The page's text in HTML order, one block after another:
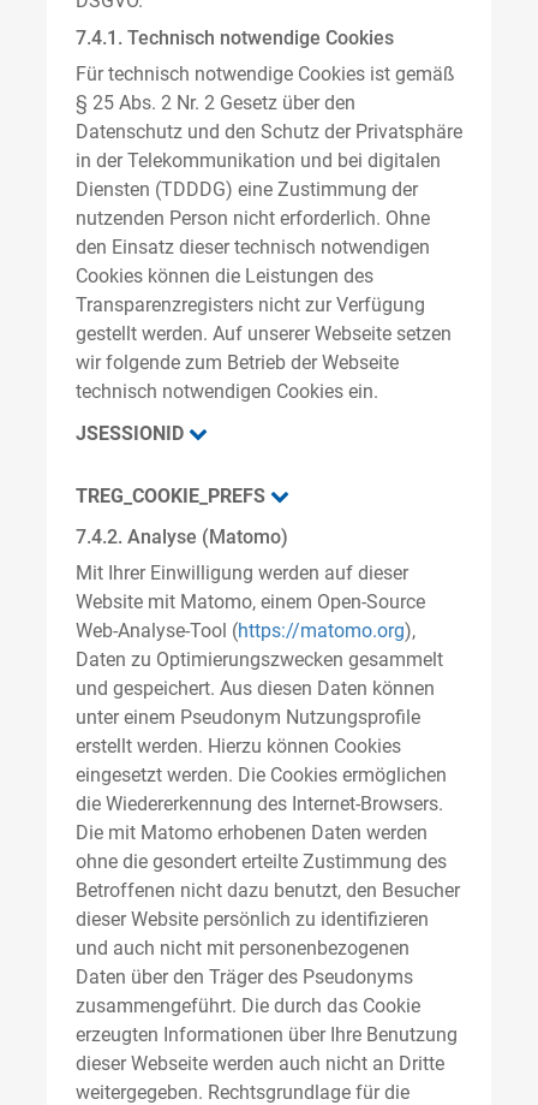
7.4.1. Technisch notwendige Cookies
Für technisch notwendige Cookies ist gemäß
§ 25 Abs. 2 Nr. 2 Gesetz über den
Datenschutz und den Schutz der Privatsphäre
in der Telekommunikation und bei digitalen
Diensten (TDDDG) eine Zustimmung der
nutzenden Person nicht erforderlich. Ohne
den Einsatz dieser technisch notwendigen
Cookies können die Leistungen des
Transparenzregisters nicht zur Verfügung
gestellt werden. Auf unserer Webseite setzen
wir folgende zum Betrieb der Webseite
technisch notwendigen Cookies ein.
JSESSIONID
TREG_COOKIE_PREFS
7.4.2. Analyse (Matomo)
Mit Ihrer Einwilligung werden auf dieser
Website mit Matomo, einem Open-Source
Web-Analyse-Tool (https://matomo.org),
Daten zu Optimierungszwecken gesammelt
und gespeichert. Aus diesen Daten können
unter einem Pseudonym Nutzungsprofile
erstellt werden. Hierzu können Cookies
eingesetzt werden. Die Cookies ermöglichen
die Wiedererkennung des Internet-Browsers.
Die mit Matomo erhobenen Daten werden
ohne die gesondert erteilte Zustimmung des
Betroffenen nicht dazu benutzt, den Besucher
dieser Website persönlich zu identifizieren
und auch nicht mit personenbezogenen
Daten über den Träger des Pseudonyms
zusammengeführt. Die durch das Cookie
erzeugten Informationen über Ihre Benutzung
dieser Webseite werden auch nicht an Dritte
weitergegeben. Rechtsgrundlage für die